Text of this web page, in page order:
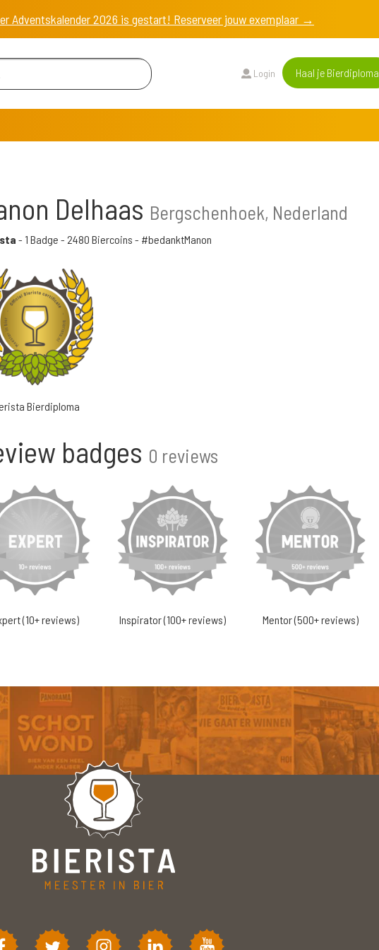
Adventskalender 2026 is gestart! Reserveer jouw exemplaar →
Login Haal je Bierdiploma
Delhaas Bergschenhoek, Nederland
- 1 Badge - 2480 Biercoins - #bedanktManon
Bierdiploma
badges 0 reviews
(10+ reviews) Inspirator (100+ reviews) Mentor (500+ reviews)